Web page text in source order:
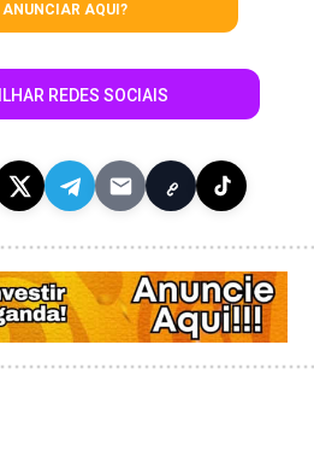
ANUNCIAR AQUI?
REDES SOCIAIS